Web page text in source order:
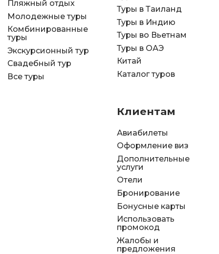
Пляжный отдых
Молодежные туры
Комбинированные
туры
Экскурсионный тур
Свадебный тур
Все туры
Туры в Таиланд
Туры в Индию
Туры во Вьетнам
Туры в ОАЭ
Китай
Каталог туров
Клиентам
Авиабилеты
Оформление виз
Дополнительные
услуги
Отели
Бронирование
Бонусные карты
Использовать
промокод
Жалобы и
предложения